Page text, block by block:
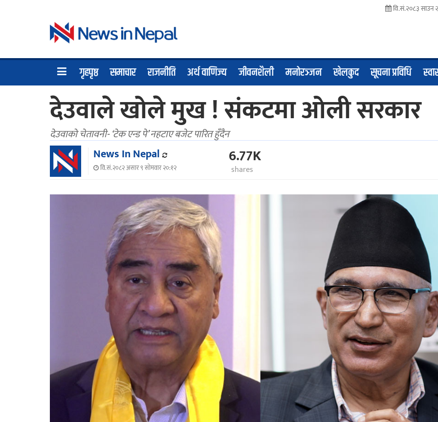
वि.सं.२०८३ साउन
गृहपृष्ठ समाचार राजनीति अर्थ वाणिज्य जीवनशैली मनोरञ्जन खेलकुद सूचना प्रविधि
देउवाले खोले मुख ! संकटमा ओली सरकार
देउवाको चेतावनी- ‘टेक एन्ड पे’ नहटाए बजेट पारित हुँदैन
News In Nepal
वि.सं.२०८२ असार ९ सोमवार २०:१२
6.77K
shares